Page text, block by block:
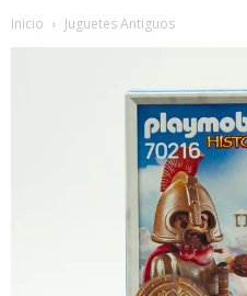
Inicio Juguetes Antiguos